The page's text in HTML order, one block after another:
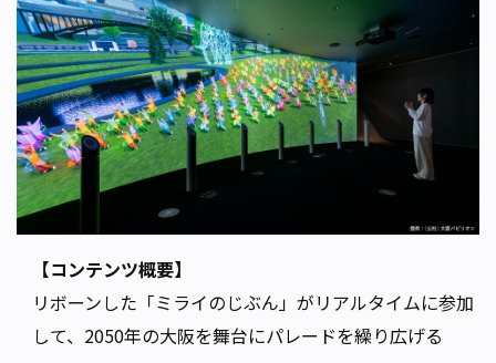
【コンテンツ概要】
リボーンした「ミライのじぶん」がリアルタイムに参加
して、2050年の大阪を舞台にパレードを繰り広げる